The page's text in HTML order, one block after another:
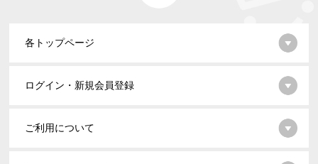
各トップページ
ログイン・新規会員登録
ご利用について